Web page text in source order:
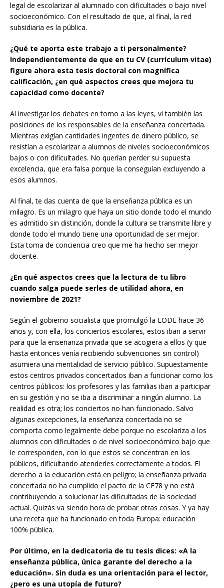
legal de escolarizar al alumnado con dificultades o bajo nivel
socioeconómico. Con el resultado de que, al final, la red
subsidiaria es la pública.
¿Qué te aporta este trabajo a ti personalmente?
Independientemente de que en tu CV (currículum vitae)
figure ahora esta tesis doctoral con magnífica
calificación, ¿en qué aspectos crees que mejora tu
capacidad como docente?
Al investigar los debates en torno a las leyes, vi también las
posiciones de los responsables de la enseñanza concertada.
Mientras exigían cantidades ingentes de dinero público, se
resistían a escolarizar a alumnos de niveles socioeconómicos
bajos o con dificultades. No querían perder su supuesta
excelencia, que era falsa porque la conseguían excluyendo a
esos alumnos.
Al final, te das cuenta de que la enseñanza pública es un
milagro. Es un milagro que haya un sitio donde todo el mundo
es admitido sin distinción, donde la cultura se transmite libre y
donde todo el mundo tiene una oportunidad de ser mejor.
Esta toma de conciencia creo que me ha hecho ser mejor
docente.
¿En qué aspectos crees que la lectura de tu libro
cuando salga puede serles de utilidad ahora, en
noviembre de 2021?
Según el gobierno socialista que promulgó la LODE hace 36
años y, con ella, los conciertos escolares, estos iban a servir
para que la enseñanza privada que se acogiera a ellos (y que
hasta entonces venía recibiendo subvenciones sin control)
asumiera una mentalidad de servicio público. Supuestamente
estos centros privados concertados iban a funcionar como los
centros públicos: los profesores y las familias iban a participar
en su gestión y no se iba a discriminar a ningún alumno. La
realidad es otra; los conciertos no han funcionado. Salvo
algunas excepciones, la enseñanza concertada no se
comporta como legalmente debe porque no escolariza a los
alumnos con dificultades o de nivel socioeconómico bajo que
le corresponden, con lo que estos se concentran en los
públicos, dificultando atenderles correctamente a todos. El
derecho a la educación está en peligro; la enseñanza privada
concertada no ha cumplido el pacto de la CE78 y no está
contribuyendo a solucionar las dificultadas de la sociedad
actual. Quizás va siendo hora de probar otras cosas. Y ya hay
una receta que ha funcionado en toda Europa: educación
100% pública.
Por último, en la dedicatoria de tu tesis dices: «A la
enseñanza pública, única garante del derecho a la
educación». Sin duda es una orientación para el lector,
¿pero es una utopía de futuro?